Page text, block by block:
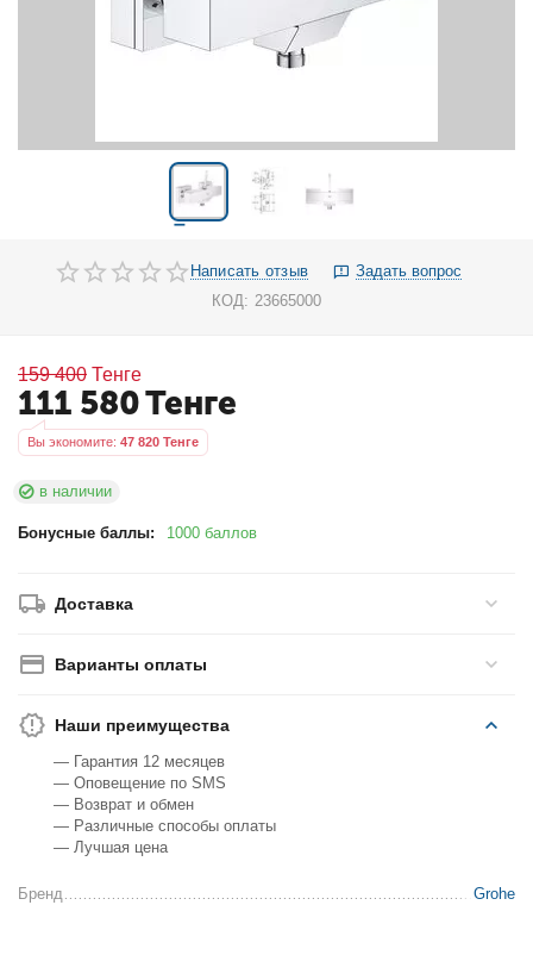
Написать отзыв
Задать вопрос
КОД: 23665000
159 400 Тенге
111 580Тенге
Вы экономите: 47 820 Тенге
в наличии
Бонусные баллы: 1000 баллов
Доставка
Варианты оплаты
Наши преимущества
— Гарантия 12 месяцев
— Оповещение по SMS
— Возврат и обмен
— Различные способы оплаты
— Лучшая цена
Бренд Grohe